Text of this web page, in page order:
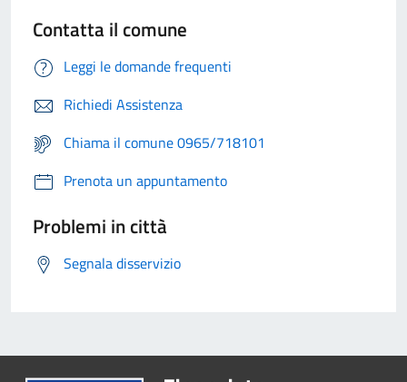
Contatta il comune
Leggi le domande frequenti
Richiedi Assistenza
Chiama il comune 0965/718101
Prenota un appuntamento
Problemi in città
Segnala disservizio